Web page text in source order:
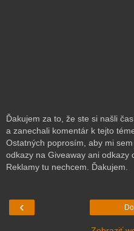
Ďakujem za to, že ste si našli
a zanechali komentár k tejto
Ostatných poprosím, aby mi
odkazy na Giveaway ani odkazy
Reklamy tu nechcem. Ďakujem.
‹